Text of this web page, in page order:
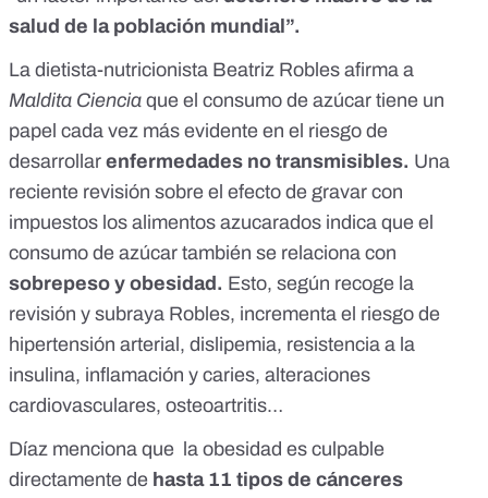
salud de la población mundial”.
La dietista-nutricionista Beatriz Robles afirma a
Maldita Ciencia que el consumo de azúcar tiene un
papel cada vez más evidente en el riesgo de
desarrollar enfermedades no transmisibles. Una
reciente revisión sobre el efecto de gravar con
impuestos los alimentos azucarados indica que el
consumo de azúcar también se relaciona con
sobrepeso y obesidad. Esto, según recoge la
revisión y subraya Robles, incrementa el riesgo de
hipertensión arterial, dislipemia, resistencia a la
insulina, inflamación y caries, alteraciones
cardiovasculares, osteoartritis…
Díaz menciona que la obesidad es culpable
directamente de hasta 11 tipos de cánceres